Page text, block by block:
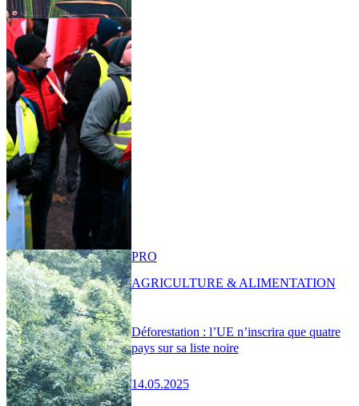
Déforestation : l’UE n’inscrira que quatre
pays sur sa liste noire
14.05.2025
PRO
AGRICULTURE & ALIMENTATION